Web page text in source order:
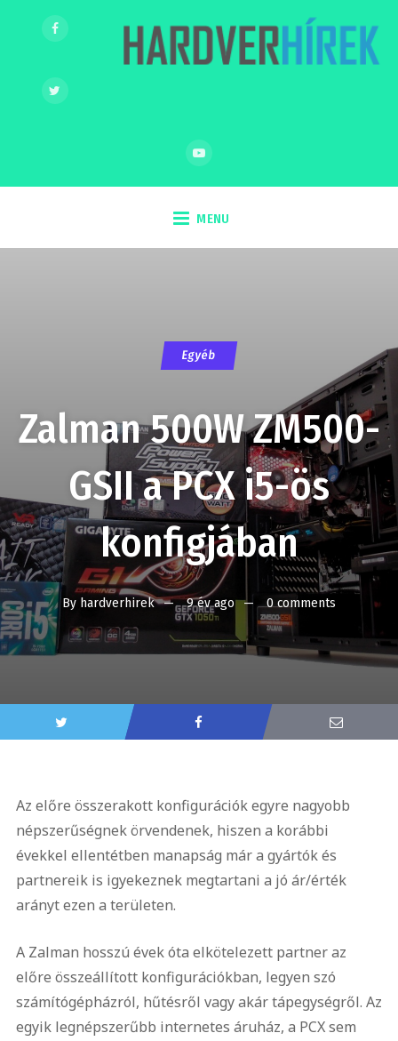
MENU
Egyéb
Zalman 500W ZM500-
GSII a PCX i5-ös
konfigjában
By hardverhirek 9 év ago 0 comments
Az előre összerakott konfigurációk egyre nagyobb
népszerűségnek örvendenek, hiszen a korábbi
évekkel ellentétben manapság már a gyártók és
partnereik is igyekeznek megtartani a jó ár/érték
arányt ezen a területen.
A Zalman hosszú évek óta elkötelezett partner az
előre összeállított konfigurációkban, legyen szó
számítógépházról, hűtésről vagy akár tápegységről. Az
egyik legnépszerűbb internetes áruház, a PCX sem